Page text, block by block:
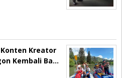
Kreator
Kembali Ba…